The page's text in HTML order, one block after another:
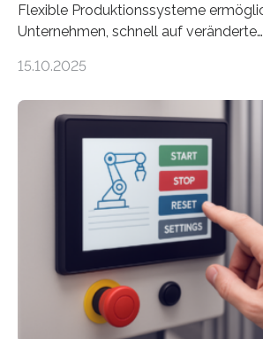
Flexible Produktionssysteme
Unternehmen, schnell auf veränderte
zu reagieren. Anpassungsfähigkeit ist
Produktindividualisierung,
intensivem Wettbewerb und
(handels-)politischen Vorgaben
Produktionssysteme stellen KMU
Herausforderungen, da der
begrenzten Ressourcen wirtschaften
wettbewerbsfähig bleiben muss.
unerlässlich – auch und gerade
knapp und die Stückzahlen niedrig
Schlüsselrolle spielt die Logistik. Die
Fraunhofer IWU…
15.10.2025